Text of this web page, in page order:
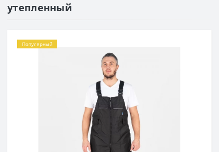
утепленный
Популярный